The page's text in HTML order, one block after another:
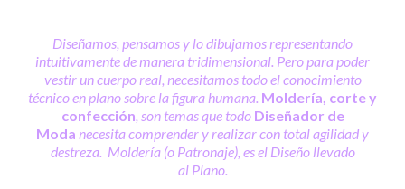
Diseñamos, pensamos y lo dibujamos representando
intuitivamente de manera tridimensional. Pero para poder
vestir un cuerpo real, necesitamos todo el conocimiento
técnico en plano sobre la figura humana. Moldería, corte y
confección, son temas que todo Diseñador de
Moda necesita comprender y realizar con total agilidad y
destreza. Moldería (o Patronaje), es el Diseño llevado
al Plano.